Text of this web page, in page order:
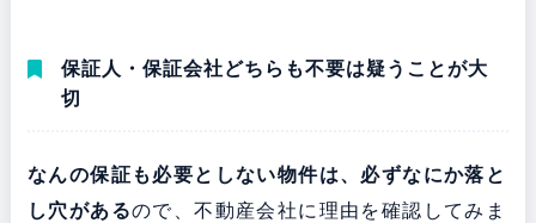
保証人・保証会社どちらも不要は疑うことが大
切
なんの保証も必要としない物件は、必ずなにか落と
し穴があるので、不動産会社に理由を確認してみま